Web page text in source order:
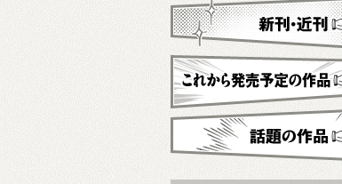
新刊・近刊
これから発売予定